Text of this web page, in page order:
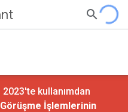
kullanımdan
Görüşme İşlemlerinin